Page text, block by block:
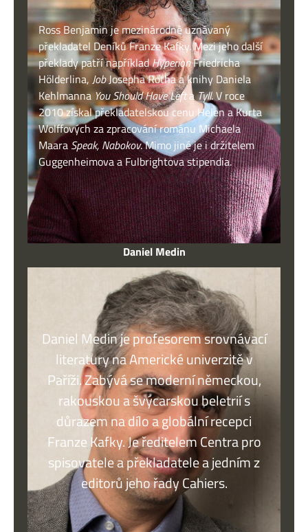
Ross Benjamin je mezinárodně uznávaný
překladatel Deníků Franze Kafky. Mezi jeho další
překlady patří napříkladHyperionFriedricha
Hölderlina, JobJosepha Rotha a knihy Daniela
KehlmannaYou Should Have LeftaTyll. V roce
2010 získal překladatelskou cenu Helen a Kurta
Wolffových za zpracování románu Michaela
Maara Speak, Nabokov. Mimo jiné je i držitelem
Guggenheimova a Fulbrightova stipendia.
Daniel Medin
Daniel Medin je profesorem srovnávací
literatury na Americké univerzitě v
Paříži. Zabývá se moderní německou,
rakouskou a švýcarskou beletrií s
důrazem na dílo a globální recepci
Franze Kafky. Je ředitelem Centra pro
spisovatele a překladatele a jedním z
editorů jeho řady Cahiers.